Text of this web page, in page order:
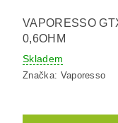
VAPORESSO
0,6OHM
Skladem
Značka: Vaporesso